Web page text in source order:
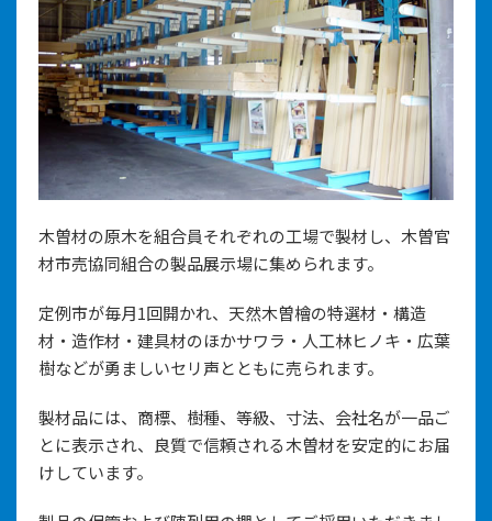
木曽材の原木を組合員それぞれの工場で製材し、木曽官
材市売協同組合の製品展示場に集められます。
定例市が毎月1回開かれ、天然木曽檜の特選材・構造
材・造作材・建具材のほかサワラ・人工林ヒノキ・広葉
樹などが勇ましいセリ声とともに売られます。
製材品には、商標、樹種、等級、寸法、会社名が一品ご
とに表示され、良質で信頼される木曽材を安定的にお届
けしています。